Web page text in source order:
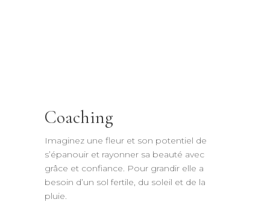
Coaching
Imaginez une fleur et son potentiel de
s’épanouir et rayonner sa beauté avec
grâce et confiance. Pour grandir elle a
besoin d’un sol fertile, du soleil et de la
pluie.